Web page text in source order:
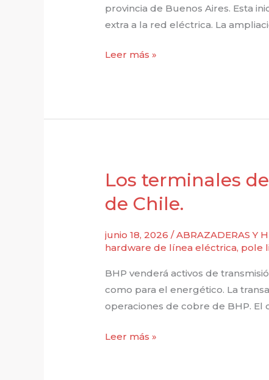
eléctrica
de
provincia de Buenos Aires. Esta
extra a la red eléctrica. La
Abrazaderas
parques
Argentina
Leer más »
Los terminales
de Chile.
junio 18, 2026/ABRAZADERAS Y
hardware de línea eléctrica, pole
BHP venderá activos de
como para el energético. La
operaciones de cobre de BHP. El
Los
Leer más »